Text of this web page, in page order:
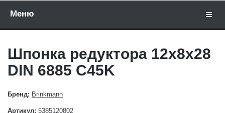
Меню
Шпонка редуктора 12x8x28
DIN 6885 C45K
Бренд: Brinkmann
Артикул: 5385120802